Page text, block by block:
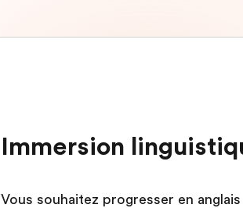
Immersion
Vous souhaitez progresser en